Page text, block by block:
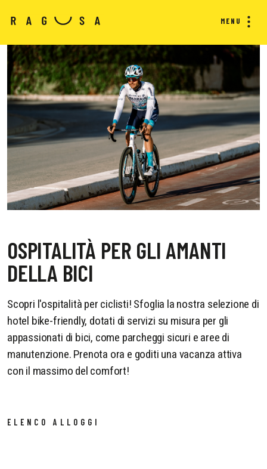
MENU
OSPITALITÀ PER GLI AMANTI
DELLA BICI
Scopri l'ospitalità per ciclisti! Sfoglia la nostra selezione di
hotel bike-friendly, dotati di servizi su misura per gli
appassionati di bici, come parcheggi sicuri e aree di
manutenzione. Prenota ora e goditi una vacanza attiva
con il massimo del comfort!
ELENCO ALLOGGI